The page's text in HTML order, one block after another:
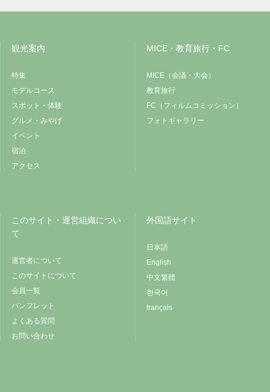
観光案内
特集
モデルコース
スポット・体験
グルメ・みやげ
イベント
宿泊
アクセス
MICE・教育旅行・FC
MICE（会議・大会）
教育旅行
FC（フィルムコミッション）
フォトギャラリー
このサイト・運営組織につい
て
運営者について
このサイトについて
会員一覧
パンフレット
よくある質問
お問い合わせ
外国語サイト
日本語
English
中文繁體
한국어
français